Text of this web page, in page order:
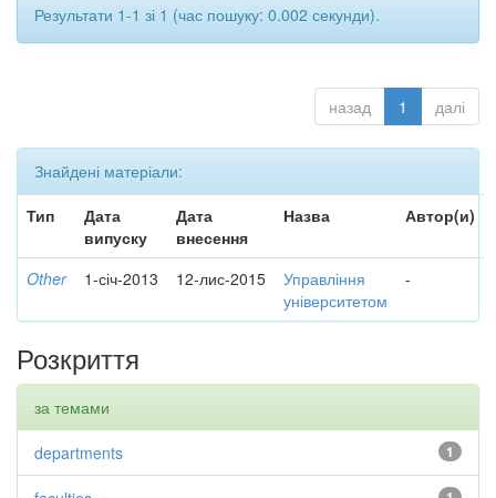
Результати 1-1 зі 1 (час пошуку: 0.002 секунди).
назад 1 далі
Знайдені матеріали:
Тип
Дата
випуску
Дата
внесення
Назва Автор(и)
Other 1-січ-2013 12-лис-2015
Управління
університетом
-
Розкриття
за темами
1
departments